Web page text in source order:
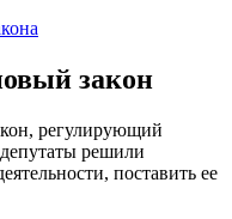
закон
регулирующий
решили
поставить ее